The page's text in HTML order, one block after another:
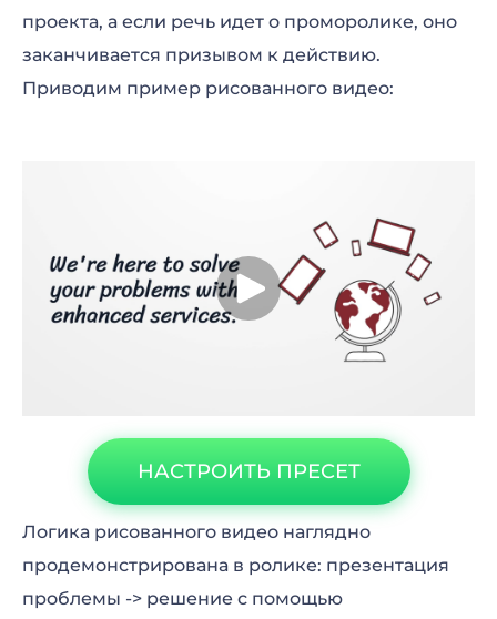
проекта, а если речь идет о проморолике, оно
заканчивается призывом к действию.
Приводим пример рисованного видео:
НАСТРОИТЬ ПРЕСЕТ
Логика рисованного видео наглядно
продемонстрирована в ролике: презентация
проблемы -> решение с помощью